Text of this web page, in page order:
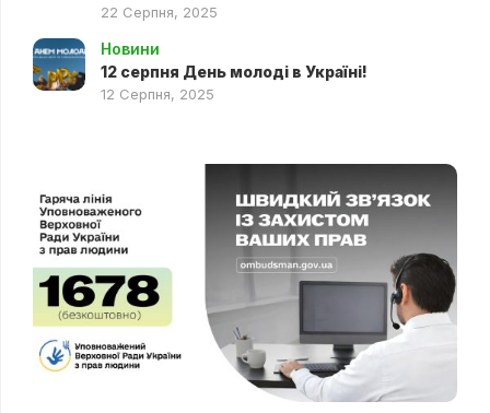
22 Серпня, 2025
Новини
12 серпня День молоді в Україні!
12 Серпня, 2025